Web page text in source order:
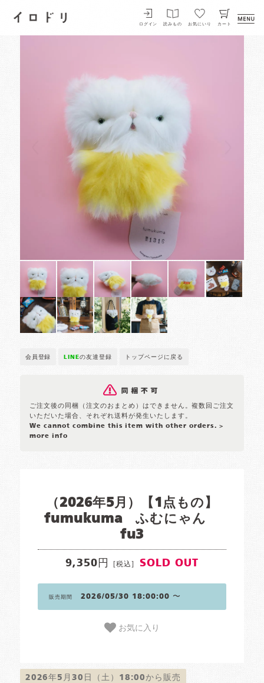
イロドリ
ログイン 読みもの お気にいり カート
会員登録 LINEの友達登録 トップページに戻る
ご注文後の同梱（注文のおまとめ）はできません。複数回ご注文
いただいた場合、それぞれ送料が発生いたします。
We cannot combine this item with other orders. >
more info
（2026年5月）【1点もの】
fumukuma ふむにゃん
fu3
9,350円 [税込] SOLD OUT
販売期間 2026/05/30 18:00:00 〜
お気に入り
2026年5月30日（土）18:00から販売